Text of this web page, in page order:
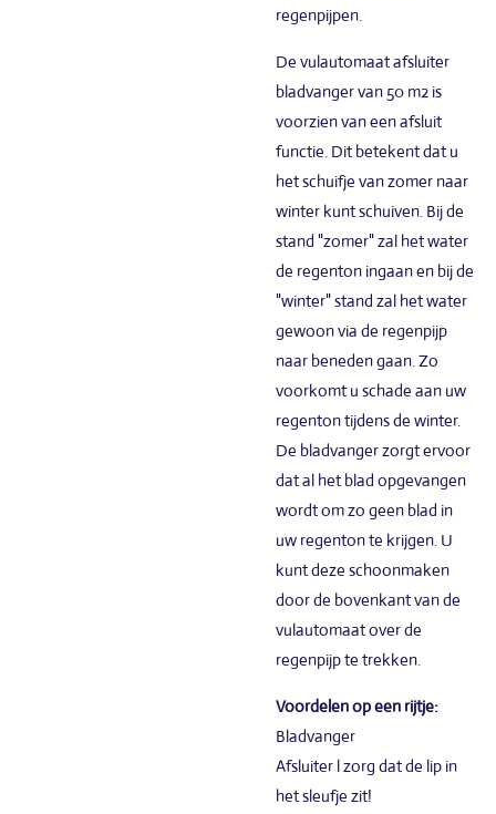
regenpijpen.
De vulautomaat afsluiter
bladvanger van 50 m2 is
voorzien van een afsluit
functie. Dit betekent dat u
het schuifje van zomer naar
winter kunt schuiven. Bij de
stand "zomer" zal het water
de regenton ingaan en bij de
"winter" stand zal het water
gewoon via de regenpijp
naar beneden gaan. Zo
voorkomt u schade aan uw
regenton tijdens de winter.
De bladvanger zorgt ervoor
dat al het blad opgevangen
wordt om zo geen blad in
uw regenton te krijgen. U
kunt deze schoonmaken
door de bovenkant van de
vulautomaat over de
regenpijp te trekken.
Voordelen op een rijtje:
Bladvanger
Afsluiter l zorg dat de lip in
het sleufje zit!